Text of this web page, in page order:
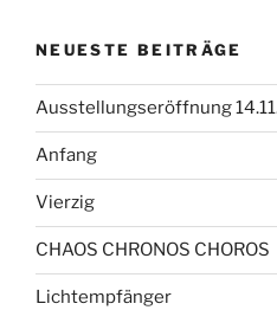
NEUESTE BEITRÄGE
Ausstellungseröffnung
Anfang
Vierzig
CHAOS CHRONOS CHOROS
Lichtempfänger